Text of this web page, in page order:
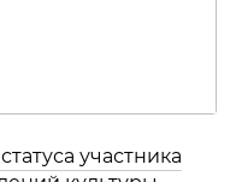
участника